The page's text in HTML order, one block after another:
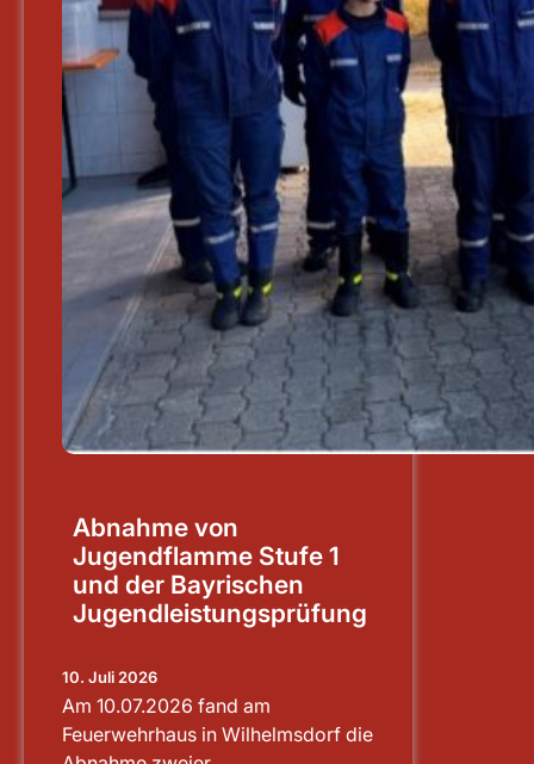
Abnahme von
Jugendflamme Stufe 1
und der Bayrischen
Jugendleistungsprüfung
10. Juli 2026
Am 10.07.2026 fand am
Feuerwehrhaus in Wilhelmsdorf die